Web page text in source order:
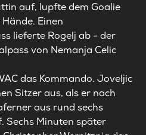
auf, lupfte dem Goalie
Einen
lieferte Rogelj ab - der
von Nemanja Celic
das Kommando. Joveljic
Sitzer aus, als er nach
aus rund sechs
Sechs Minuten später